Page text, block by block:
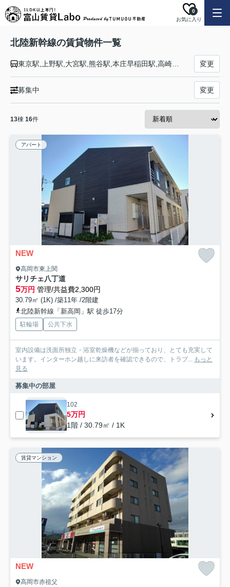
お気に入り
0
北陸新幹線の賃貸物件一覧
変更
募集中 変更
13棟 16件
アパート
NEW
高岡市東上関
サリチェ八丁道
5万円 管理/共益費2,300円
30.79㎡ (1K) /築11年 /2階建
北陸新幹線「新高岡」駅 徒歩17分
駐輪場 公共下水
室内設備は洗面所独立・浴室乾燥機などが揃っており、とても充実して
います。インターホン越しに来訪者を確認できるので、トラブ... もっと
見る
募集中の部屋
102
5万円
1階 / 30.79㎡ / 1K
賃貸マンション
NEW
高岡市赤祖父